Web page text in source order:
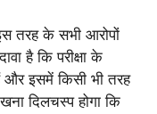
तरह के सभी आरोपों
है कि परीक्षा के
हैं और इसमें किसी भी तरह
दिलचस्प होगा कि